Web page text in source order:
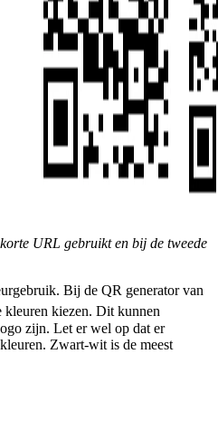
URL gebruikt en bij de tweede
Bij de QR generator van
kleuren kiezen. Dit kunnen
zijn. Let er wel op dat er
Zwart-wit is de meest